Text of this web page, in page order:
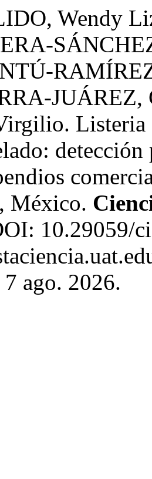
Wendy
JUÁREZ,
Listeria
México.
10.29059/
ago. 2026.